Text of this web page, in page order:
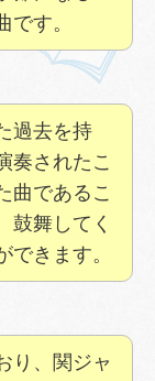
す。
過去を持
奏されたこ
曲であるこ
鼓舞してく
きます。
り、関ジャ